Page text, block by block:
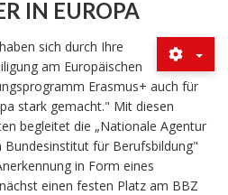
IN EUROPA
sich durch Ihre
am Europäischen
Erasmus+ auch für
stark gemacht." Mit diesen
begleitet die „Nationale Agentur
Bundesinstitut für Berufsbildung"
in Form eines
einen festen Platz am BBZ